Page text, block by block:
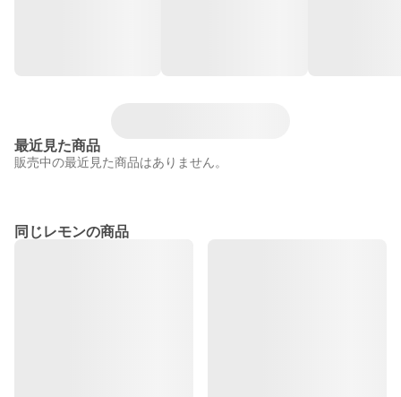
最近見た商品
販売中の最近見た商品はありません。
同じレモンの商品